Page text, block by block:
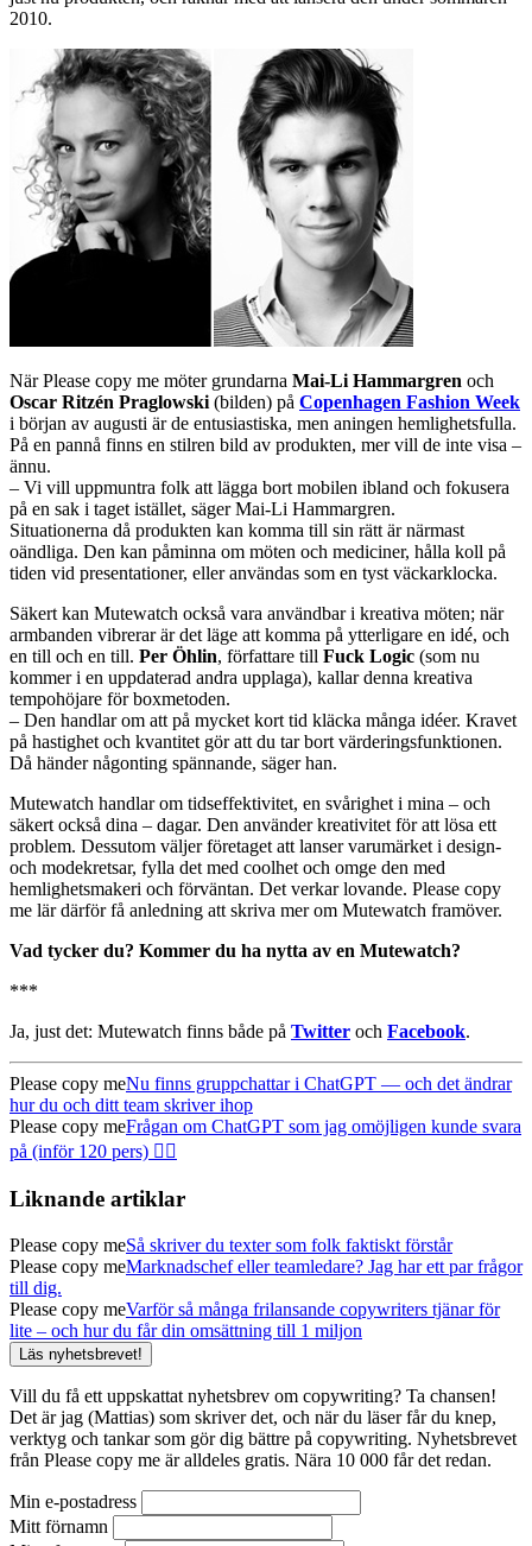
2010.
När Please copy me möter grundarna Mai-Li Hammargren och
Oscar Ritzén Praglowski(bilden) på Copenhagen Fashion Week
i början av augusti är de entusiastiska, men aningen hemlighetsfulla.
På en pannå finns en stilren bild av produkten, mer vill de inte visa –
ännu.
– Vi vill uppmuntra folk att lägga bort mobilen ibland och fokusera
på en sak i taget istället, säger Mai-Li Hammargren.
Situationerna då produkten kan komma till sin rätt är närmast
oändliga. Den kan påminna om möten och mediciner, hålla koll på
tiden vid presentationer, eller användas som en tyst väckarklocka.
Säkert kan Mutewatch också vara användbar i kreativa möten; när
armbanden vibrerar är det läge att komma på ytterligare en idé, och
en till och en till. Per Öhlin, författare till Fuck Logic (som nu
kommer i en uppdaterad andra upplaga), kallar denna kreativa
tempohöjare för boxmetoden.
– Den handlar om att på mycket kort tid kläcka många idéer. Kravet
på hastighet och kvantitet gör att du tar bort värderingsfunktionen.
Då händer någonting spännande, säger han.
Mutewatch handlar om tidseffektivitet, en svårighet i mina – och
säkert också dina – dagar. Den använder kreativitet för att lösa ett
problem. Dessutom väljer företaget att lanser varumärket i design-
och modekretsar, fylla det med coolhet och omge den med
hemlighetsmakeri och förväntan. Det verkar lovande. Please copy
me lär därför få anledning att skriva mer om Mutewatch framöver.
Vad tycker du? Kommer du ha nytta av en Mutewatch?
***
Ja, just det: Mutewatch finns både på Twitter och Facebook.
Please copy meNu finns gruppchattar i ChatGPT — och det ändrar
hur du och ditt team skriver ihop
Please copy meFrågan om ChatGPT som jag omöjligen kunde svara
på (inför 120 pers) 🤦‍♂️
Liknande artiklar
Please copy meSå skriver du texter som folk faktiskt förstår
Please copy meMarknadschef eller teamledare? Jag har ett par frågor
till dig.
Please copy meVarför så många frilansande copywriters tjänar för
lite – och hur du får din omsättning till 1 miljon
Läs nyhetsbrevet!
Vill du få ett uppskattat nyhetsbrev om copywriting? Ta chansen!
Det är jag (Mattias) som skriver det, och när du läser får du knep,
verktyg och tankar som gör dig bättre på copywriting. Nyhetsbrevet
från Please copy me är alldeles gratis. Nära 10 000 får det redan.
Min e-postadress
Mitt förnamn